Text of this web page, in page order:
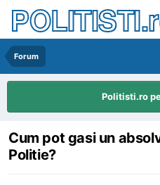
Forum
Politisti.ro
Cum pot gasi un
Politie?